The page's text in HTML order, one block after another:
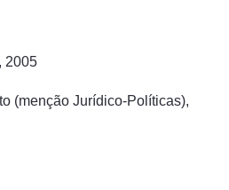
2005
(menção Jurídico-Políticas),